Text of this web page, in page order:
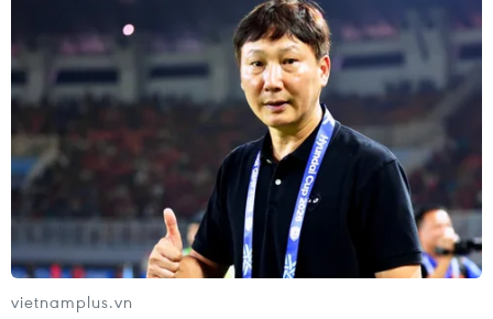
Italy và Hy Lạp trở thành điểm nóng
của virus Tây sông Nile
06/08/2026 13:24
WHO ghi nhận tín hiệu tích cực từ
thử nghiệm điều trị Ebola tại Congo
vietnamplus.vn